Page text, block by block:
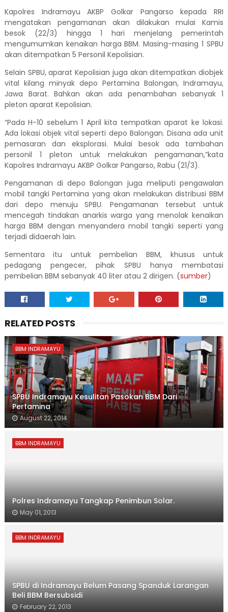
Kapolres Indramayu AKBP Golkar Pangarso kepada RRI
mengatakan pengamanan akan dilakukan mulai Kamis
besok (22/3) hingga 1 hari menjelang pemerintah
mengumumkan kenaikan harga BBM. Masing-masing 1 SPBU
akan ditempatkan 5 Personil Kepolisian.
Selain SPBU, aparat Kepolisian juga akan ditempatkan diobjek
vital kilang minyak depo Pertamina Balongan, Indramayu,
Jawa Barat. Bahkan akan ada penambahan sebanyak 1
pleton aparat Kepolisian.
“Pada H-10 sebelum 1 April kita tempatkan aparat ke lokasi.
Ada lokasi objek vital seperti depo Balongan. Disana ada unit
pemasaran dan eksplorasi. Mulai besok ada tambahan
personil 1 pleton untuk melakukan pengamanan,”kata
Kapolres Indramayu AKBP Golkar Pangarso, Rabu (21/3).
Pengamanan di depo Balongan juga meliputi pengawalan
mobil tangki Pertamina yang akan melakukan distribusi BBM
dari depo menuju SPBU. Pengamanan tersebut untuk
mencegah tindakan anarkis warga yang menolak kenaikan
harga BBM dengan menyandera mobil tangki seperti yang
terjadi didaerah lain.
Sementara itu untuk pembelian BBM, khusus untuk
pedagang pengecer, pihak SPBU hanya membatasi
pembelian BBM sebanyak 40 liter atau 2 dirigen. (sumber)
RELATED POSTS
BBM INDRAMAYU
SPBU Indramayu Kesulitan Pasokan BBM Dari
Pertamina
August 22, 2014
BBM INDRAMAYU
Polres Indramayu Tangkap Penimbun Solar.
May 01, 2013
BBM INDRAMAYU
SPBU di Indramayu Belum Pasang Spanduk Larangan
Beli BBM Bersubsidi
February 22, 2013